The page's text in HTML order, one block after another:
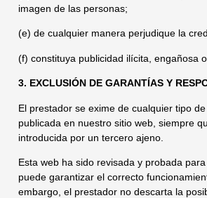
imagen de las personas;
(e) de cualquier manera perjudique la
(f) constituya publicidad ilícita, engañosa o
3. EXCLUSIÓN DE GARANTÍAS Y
El prestador se exime de cualquier tipo
publicada en nuestro sitio web, siempre
introducida por un tercero ajeno.
Esta web ha sido revisada y probada
puede garantizar el correcto
embargo, el prestador no descarta la